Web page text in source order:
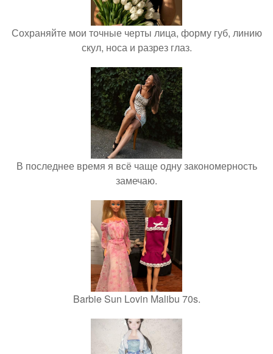
Сохраняйте мои точные черты лица, форму губ, линию
скул, носа и разрез глаз.
В последнее время я всё чаще одну закономерность
замечаю.
Barbie Sun Lovin Malibu 70s.